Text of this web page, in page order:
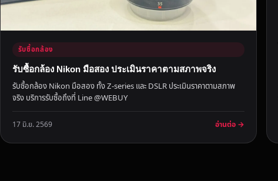
ด้
ย
รับซื้อกล้อง
รับซื้อกล้อง Nikon มือสอง ประเมินราคาตามสภาพจริง
รับซื้อกล้อง Nikon มือสอง ทั้ง Z-series และ DSLR ประเมินราคาตามสภาพ
จริง บริการรับซื้อถึงที่ Line @WEBUY
17 มิ.ย. 2569 อ่านต่อ →